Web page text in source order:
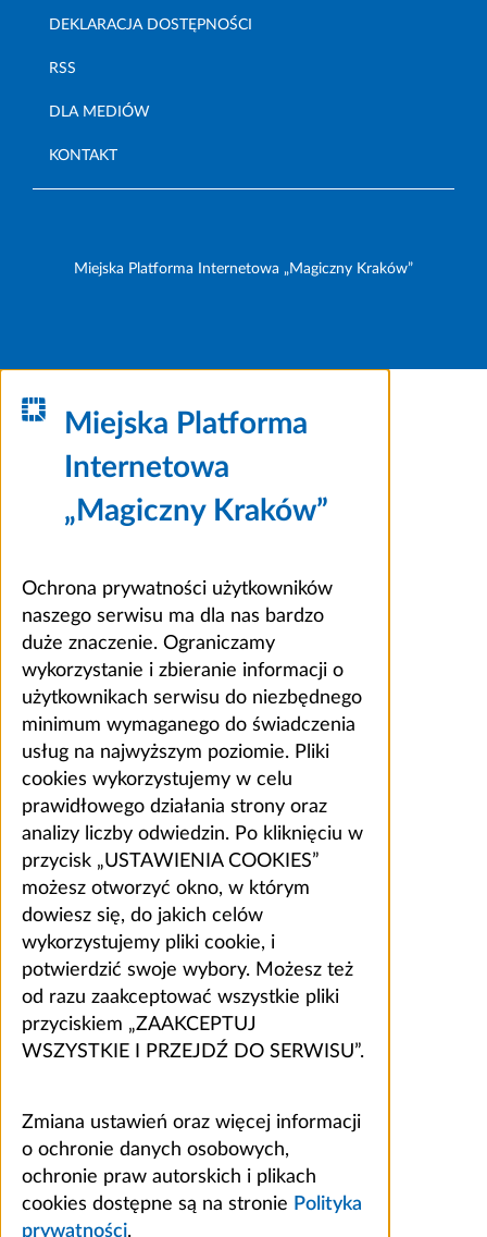
DEKLARACJA DOSTĘPNOŚCI
RSS
DLA MEDIÓW
KONTAKT
Miejska Platforma Internetowa „Magiczny Kraków”
Miejska Platforma
Internetowa
„Magiczny Kraków”
Ochrona prywatności użytkowników
naszego serwisu ma dla nas bardzo
duże znaczenie. Ograniczamy
wykorzystanie i zbieranie informacji o
użytkownikach serwisu do niezbędnego
minimum wymaganego do świadczenia
usług na najwyższym poziomie. Pliki
cookies wykorzystujemy w celu
prawidłowego działania strony oraz
analizy liczby odwiedzin. Po kliknięciu w
przycisk „USTAWIENIA COOKIES”
możesz otworzyć okno, w którym
dowiesz się, do jakich celów
wykorzystujemy pliki cookie, i
potwierdzić swoje wybory. Możesz też
od razu zaakceptować wszystkie pliki
przyciskiem „ZAAKCEPTUJ
WSZYSTKIE I PRZEJDŹ DO SERWISU”.
Zmiana ustawień oraz więcej informacji
o ochronie danych osobowych,
ochronie praw autorskich i plikach
cookies dostępne są na stronie Polityka
prywatności.